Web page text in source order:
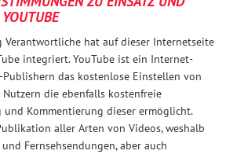
Verantwortliche hat auf dieser Internetseite
integriert. YouTube ist ein Internet-
das kostenlose Einstellen von
die ebenfalls kostenfreie
und Kommentierung dieser ermöglicht.
aller Arten von Videos, weshalb
Fernsehsendungen, aber auch